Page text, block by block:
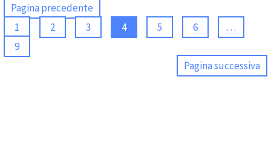
Pagina precedente
1
2 3 4 5 6
…
9
Pagina successiva